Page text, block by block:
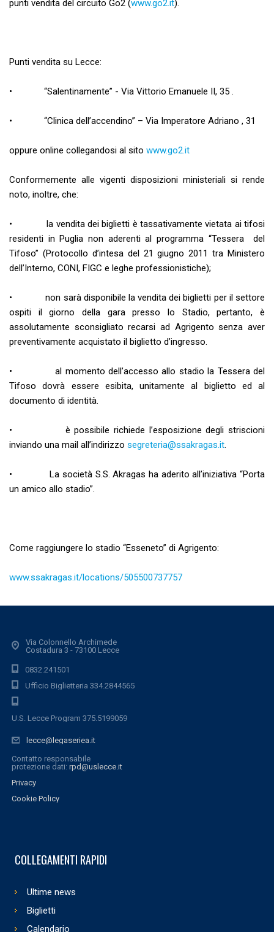
punti vendita del circuito Go2 (www.go2.it).
Punti vendita su Lecce:
• “Salentinamente” - Via Vittorio Emanuele II, 35 .
• “Clinica dell’accendino” – Via Imperatore Adriano , 31
oppure online collegandosi al sito www.go2.it
Conformemente alle vigenti disposizioni ministeriali si rende
noto, inoltre, che:
• la vendita dei biglietti è tassativamente vietata ai tifosi
residenti in Puglia non aderenti al programma “Tessera del
Tifoso” (Protocollo d’intesa del 21 giugno 2011 tra Ministero
dell’Interno, CONI, FIGC e leghe professionistiche);
• non sarà disponibile la vendita dei biglietti per il settore
ospiti il giorno della gara presso lo Stadio, pertanto, è
assolutamente sconsigliato recarsi ad Agrigento senza aver
preventivamente acquistato il biglietto d’ingresso.
• al momento dell’accesso allo stadio la Tessera del
Tifoso dovrà essere esibita, unitamente al biglietto ed al
documento di identità.
• è possibile richiede l’esposizione degli striscioni
inviando una mail all’indirizzo segreteria@ssakragas.it.
• La società S.S. Akragas ha aderito all’iniziativa “Porta
un amico allo stadio”.
Come raggiungere lo stadio “Esseneto” di Agrigento:
www.ssakragas.it/locations/505500737757
Via Colonnello Archimede
Costadura 3 - 73100 Lecce
0832.241501
Ufficio Biglietteria 334.2844565
U.S. Lecce Program 375.5199059
lecce@legaseriea.it
Contatto responsabile
protezione dati: rpd@uslecce.it
Privacy
Cookie Policy
COLLEGAMENTI RAPIDI
Ultime news
Biglietti
Calendario